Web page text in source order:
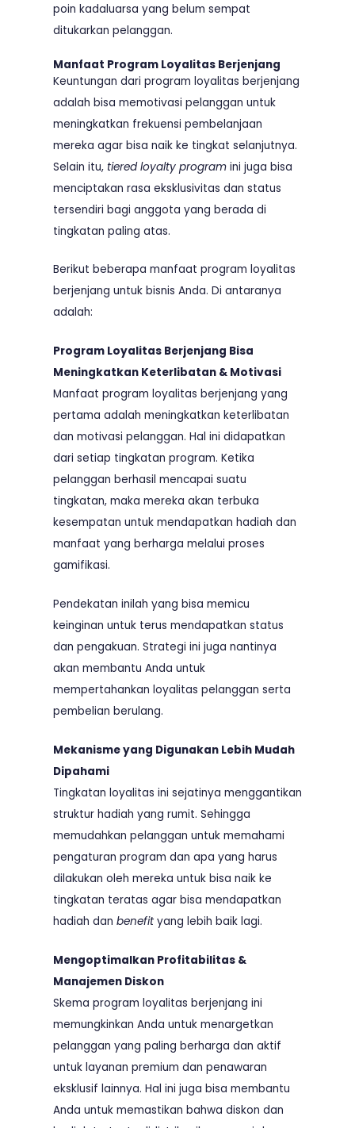
poin kadaluarsa yang belum sempat
ditukarkan pelanggan.
Manfaat Program Loyalitas Berjenjang
Keuntungan dari program loyalitas berjenjang
adalah bisa memotivasi pelanggan untuk
meningkatkan frekuensi pembelanjaan
mereka agar bisa naik ke tingkat selanjutnya.
Selain itu, tiered loyalty program ini juga bisa
menciptakan rasa eksklusivitas dan status
tersendiri bagi anggota yang berada di
tingkatan paling atas.
Berikut beberapa manfaat program loyalitas
berjenjang untuk bisnis Anda. Di antaranya
adalah:
Program Loyalitas Berjenjang Bisa
Meningkatkan Keterlibatan & Motivasi
Manfaat program loyalitas berjenjang yang
pertama adalah meningkatkan keterlibatan
dan motivasi pelanggan. Hal ini didapatkan
dari setiap tingkatan program. Ketika
pelanggan berhasil mencapai suatu
tingkatan, maka mereka akan terbuka
kesempatan untuk mendapatkan hadiah dan
manfaat yang berharga melalui proses
gamifikasi.
Pendekatan inilah yang bisa memicu
keinginan untuk terus mendapatkan status
dan pengakuan. Strategi ini juga nantinya
akan membantu Anda untuk
mempertahankan loyalitas pelanggan serta
pembelian berulang.
Mekanisme yang Digunakan Lebih Mudah
Dipahami
Tingkatan loyalitas ini sejatinya menggantikan
struktur hadiah yang rumit. Sehingga
memudahkan pelanggan untuk memahami
pengaturan program dan apa yang harus
dilakukan oleh mereka untuk bisa naik ke
tingkatan teratas agar bisa mendapatkan
hadiah dan benefit yang lebih baik lagi.
Mengoptimalkan Profitabilitas &
Manajemen Diskon
Skema program loyalitas berjenjang ini
memungkinkan Anda untuk menargetkan
pelanggan yang paling berharga dan aktif
untuk layanan premium dan penawaran
eksklusif lainnya. Hal ini juga bisa membantu
Anda untuk memastikan bahwa diskon dan